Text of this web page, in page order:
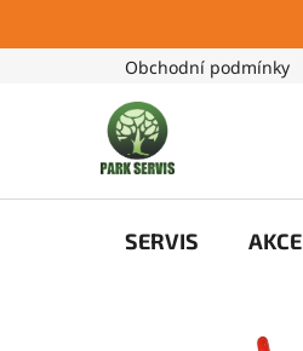
Obchodní podmínky
SERVIS AKCE